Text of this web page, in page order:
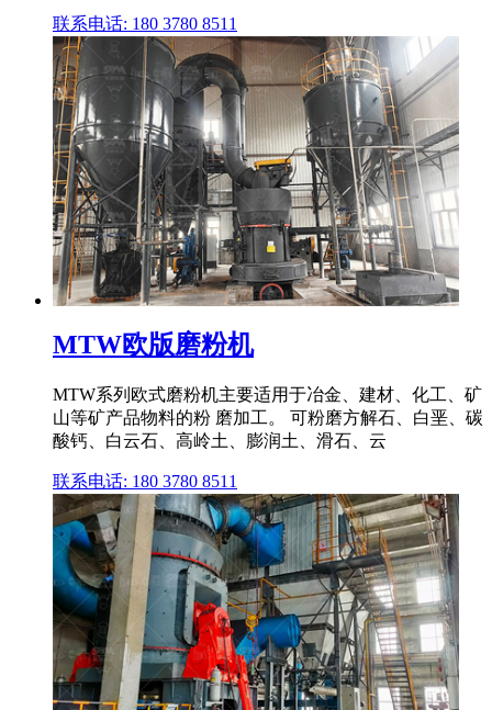
联系电话: 180 3780 8511
MTW欧版磨粉机
MTW系列欧式磨粉机主要适用于冶金、建材、化工、矿
山等矿产品物料的粉 磨加工。 可粉磨方解石、白垩、碳
酸钙、白云石、高岭土、膨润土、滑石、云
联系电话: 180 3780 8511